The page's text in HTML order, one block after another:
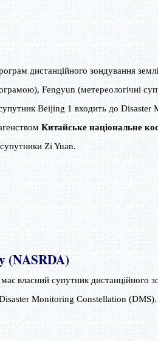
дистанційного зондування
Fengyun (метереологічні
Beijing 1 входить до Disaster
Китайське національне
Zi Yuan.
(NASRDA)
має власний супутник дистанційного
Monitoring Constellation (DMS).